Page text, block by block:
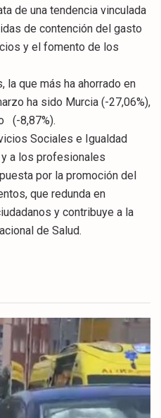
de una tendencia vinculada
de contención del gasto
y el fomento de los
la que más ha ahorrado en
ha sido Murcia (-27,06%),
(-8,87%).
Sociales e Igualdad
a los profesionales
por la promoción del
que redunda en
y contribuye a la
de Salud.